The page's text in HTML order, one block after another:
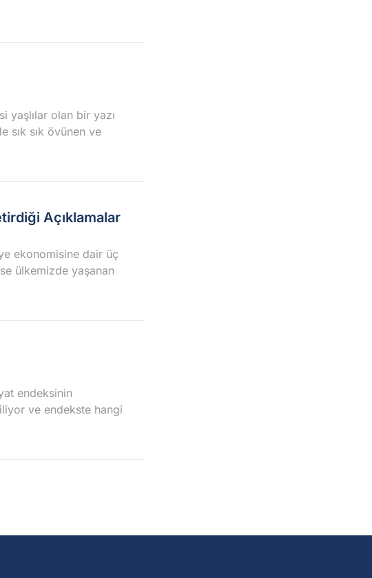
yaşlılar olan bir yazı
sık sık övünen ve
Açıklamalar
ekonomisine dair üç
ülkemizde yaşanan
endeksinin
ve endekste hangi